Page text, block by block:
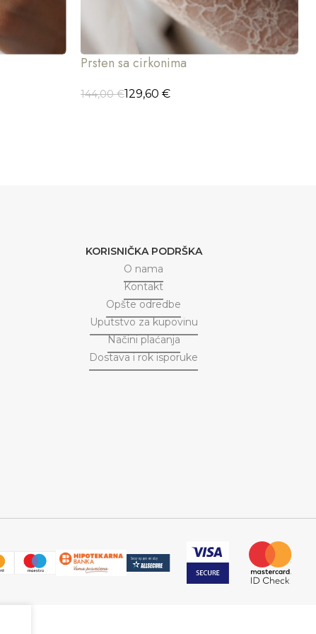
Prsten sa cirkonima
144,00€129,60 €
KORISNIČKA PODRŠKA
O nama
Kontakt
Opšte odredbe
Uputstvo za kupovinu
Načini plaćanja
Dostava i rok isporuke